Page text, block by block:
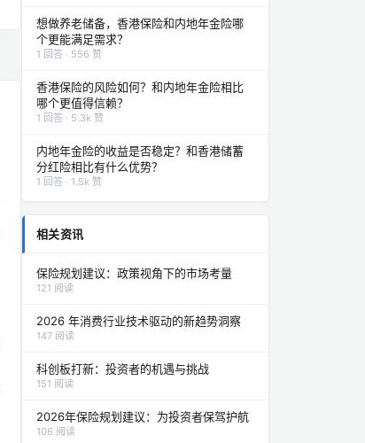
想做养老储备，香港保险和内地年金险哪
个更能满足需求？
1 回答 · 556 赞
香港保险的风险如何？和内地年金险相比
哪个更值得信赖？
1 回答 · 5.3k 赞
内地年金险的收益是否稳定？和香港储蓄
分红险相比有什么优势？
1 回答 · 1.5k 赞
相关资讯
保险规划建议：政策视角下的市场考量
121 阅读
2026 年消费行业技术驱动的新趋势洞察
147 阅读
科创板打新：投资者的机遇与挑战
151 阅读
2026年保险规划建议：为投资者保驾护航
106 阅读